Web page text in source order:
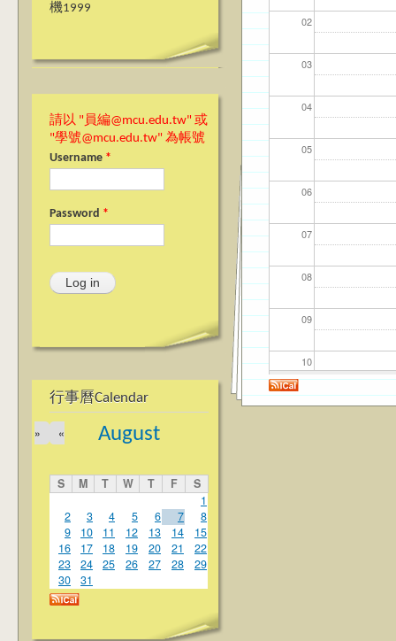
機1999
請以 "員編@mcu.edu.tw" 或
"學號@mcu.edu.tw" 為帳號
Username *
Password *
行事曆Calendar
August
«
»
S M T W T F
S
1
2
3 4 5 6 7
8
9
10 11 12 13 14
15
16
17 18 19 20 21
22
23
24 25 26 27 28
29
30
31
02
03
04
05
06
07
08
09
10
11